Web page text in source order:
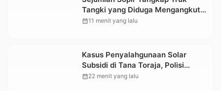
Tangki yang Diduga Mengangkut
Solar Ilegal
calendar_month11 menit yang lalu
Kasus Penyalahgunaan Solar
Subsidi di Tana Toraja, Polisi
Tetapkan Tiga Tersangka Baru
calendar_month22 menit yang lalu